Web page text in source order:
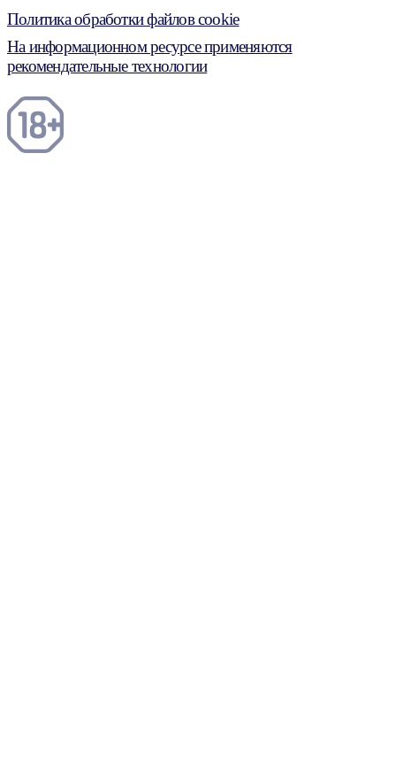
Политика обработки файлов cookie
На информационном ресурсе применяются
рекомендательные технологии